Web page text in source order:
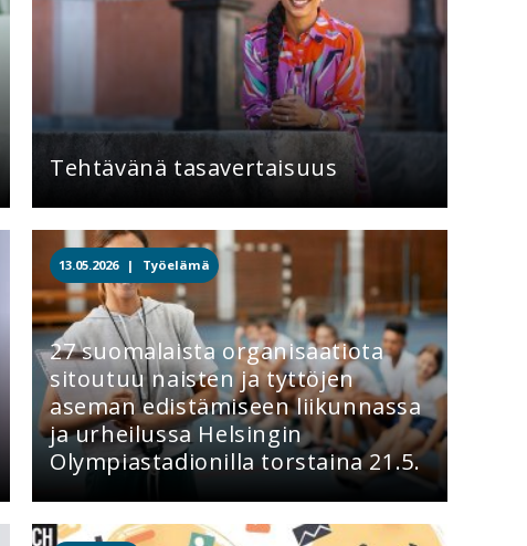
Tehtävänä tasavertaisuus
13.05.2026 | Työelämä
27 suomalaista organisaatiota
sitoutuu naisten ja tyttöjen
aseman edistämiseen liikunnassa
ja urheilussa Helsingin
Olympiastadionilla torstaina 21.5.